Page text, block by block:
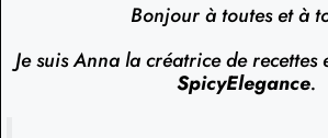
Bonjour à toutes et à
Je suis Anna la créatrice de
SpicyElegance.